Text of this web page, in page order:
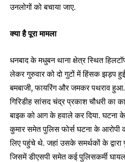
safe with us.
I've read and accept thePrivacy
32,111
Followers
32,214
Followers
उनलोगों को बचाया जाए.
क्या है पूरा मामला
धनबाद के मधुबन थाना क्षेत्र स्थित
लेकर गुरुवार को दो गुटों में हिंसक झड़प
बमबाजी, फायरिंग और जमकर पथराव हुआ.
गिरिडीह सांसद चंद्र प्रकाश चौधरी का
बाइक को आग के हवाले कर दिया. घटना के
कुमार समेत पुलिस फोर्स घटना के आरोपी
लिए पहुंचे थे. जहां उसके समर्थकों के द्वारा
जिसमें डीएसपी समेत कई पुलिसकर्मी